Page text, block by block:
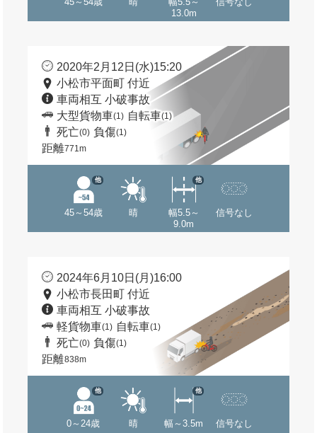
13.0m
2020年2月12日(水)15:20
小松市平面町 付近
車両相互 小破事故
大型貨物車(1) 自転車(1)
死亡(0) 負傷(1)
距離771m
45～54歳
他
晴
幅5.5～
9.0m
他
信号なし
2024年6月10日(月)16:00
小松市長田町 付近
車両相互 小破事故
軽貨物車(1) 自転車(1)
死亡(0) 負傷(1)
距離838m
0～24歳
他
晴 幅～3.5m
他
信号なし